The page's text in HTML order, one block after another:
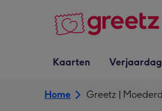
Vervolgkeuzelijst
Kaarten openen
Kaarten
Vervolgkeuzelijst
Verjaardag
Verjaardag
Home Greetz |